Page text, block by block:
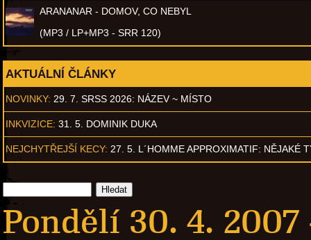
ARANANAR - DOMOV, CO NEBYL
(MP3 / LP+MP3 - SRR 120)
AKTUÁLNÍ ČLÁNKY
NOVINKY: 29. 7. SRSS 2026: NÁZEV ~ MÍSTO
INKVIZICE: 31. 5. DOMINIK DUKA
NEJCHYTŘEJŠÍ KECY: 27. 5. L´HOMME APPROXIMATIF: NĚJAKÉ
Pondělí 30. 4.